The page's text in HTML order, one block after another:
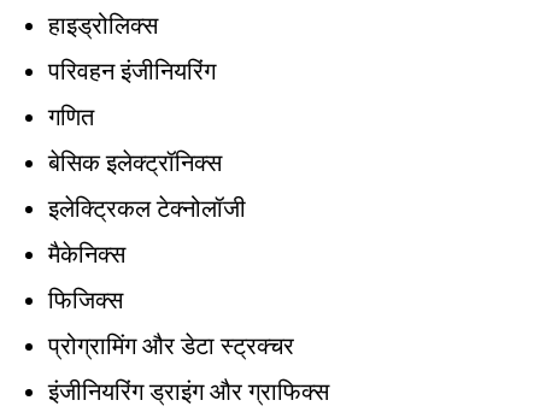
हाइड्रोलिक्स
परिवहन इंजीनियरिंग
गणित
बेसिक इलेक्ट्रॉनिक्स
इलेक्ट्रिकल टेक्नोलॉजी
मैकेनिक्स
फिजिक्स
प्रोग्रामिंग और डेटा स्ट्रक्चर
इंजीनियरिंग ड्राइंग और ग्राफिक्स